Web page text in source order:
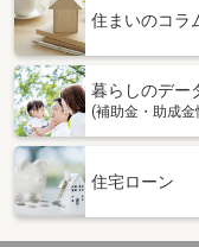
住まいのコラ
暮らしのデー
(補助金・助成金
住宅ローン